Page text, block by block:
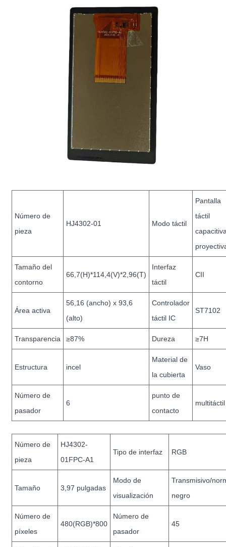
Número de
pieza
HJ4302-01 Modo táctil
Pantalla
táctil
Tamaño del
contorno
66,7(H)*114,4(V)*2,96(T)
Interfaz
táctil
CII
Área activa
56,16 (ancho) x 93,6
(alto)
Controlador
táctil IC
ST7102
Transparencia ≥87% Dureza ≥7H
Estructura incel
Material de
la cubierta
Vaso
Número de
pasador
6
punto de
contacto
multitáctil
Número de
pieza
HJ4302-
01FPC-A1
Tipo de interfaz RGB
Tamaño 3,97 pulgadas
Modo de
visualización
Transmisivo/
negro
Número de
píxeles
480(RGB)*800
Número de
pasador
45